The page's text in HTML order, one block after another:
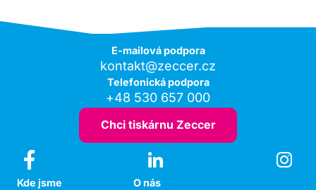
E-mailová podpora
kontakt@zeccer.cz
Telefonická podpora
+48 530 657 000
Chci tiskárnu Zeccer
Kde jsme
O nás